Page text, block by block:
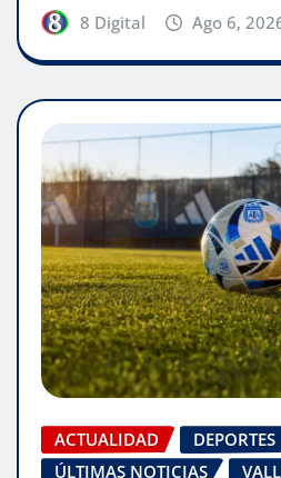
8 Digital Ago 6,
ACTUALIDAD
DEPORTES
ÚLTIMAS NOTICIAS